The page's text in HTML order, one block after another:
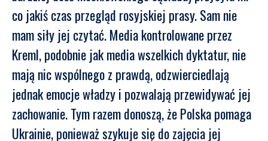
co jakiś czas przegląd rosyjskiej prasy. Sam nie
mam siły jej czytać. Media kontrolowane przez
Kreml, podobnie jak media wszelkich dyktatur, nie
mają nic wspólnego z prawdą, odzwierciedlają
jednak emocje władzy i pozwalają przewidywać jej
zachowanie. Tym razem donoszą, że Polska pomaga
Ukrainie, ponieważ szykuje się do zajęcia jej